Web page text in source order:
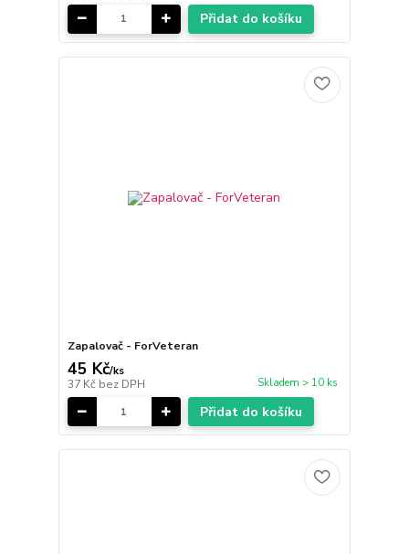
Přidat do košíku
Zapalovač - ForVeteran
45 Kč/ks
37 Kč bez DPH Skladem > 10 ks
Přidat do košíku